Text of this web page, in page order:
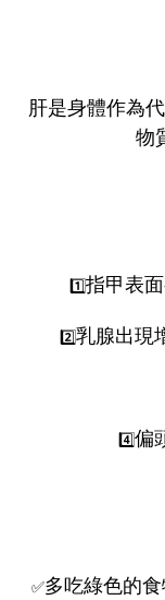
肝是身體作為
物
1️⃣指甲表
2️⃣乳腺出現
4️⃣偏
✅多吃綠色的